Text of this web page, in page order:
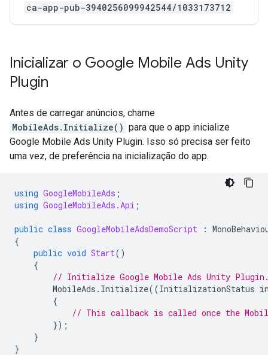
ca-app-pub-3940256099942544/1033173712
Inicializar o Google Mobile Ads Unity
Plugin
Antes de carregar anúncios, chame
MobileAds.Initialize() para que o app inicialize
Google Mobile Ads Unity Plugin. Isso só precisa ser feito
uma vez, de preferência na inicialização do app.
using GoogleMobileAds ;
using GoogleMobileAds.Api ;
public class GoogleMobileAdsDemoScript :
{
public void Start()
{
// Initialize Google Mobile Ads Unity Plugin
MobileAds . Initialize((InitializationStatus
{
// This callback is called once the
});
}
}